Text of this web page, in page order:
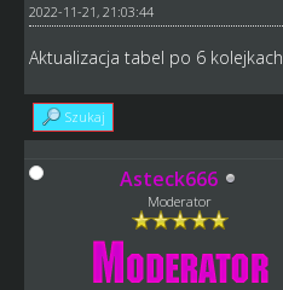
2022-11-21, 21:03:44
Aktualizacja tabel po 6 kolejkach.
Szukaj
Asteck666
Moderator